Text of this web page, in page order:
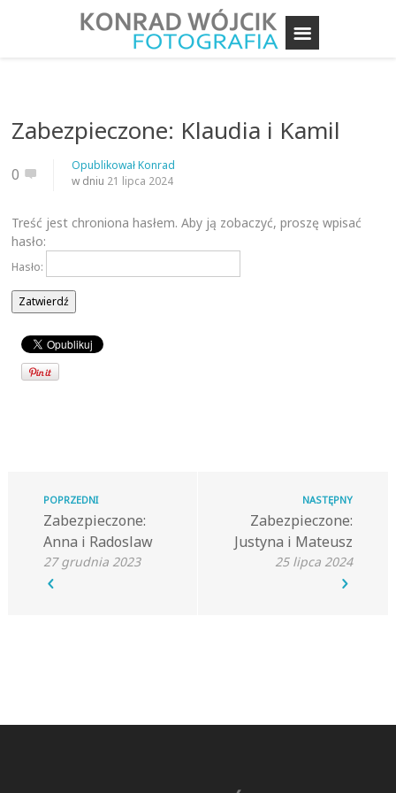
Zabezpieczone: Klaudia i Kamil
0 OpublikowałKonrad
w dniu 21 lipca 2024
Treść jest chroniona hasłem. Aby ją zobaczyć, proszę wpisać
hasło:
Hasło:
POPRZEDNI
Zabezpieczone:
Anna i Radoslaw
27 grudnia 2023
NASTĘPNY
Zabezpieczone:
Justyna i Mateusz
25 lipca 2024